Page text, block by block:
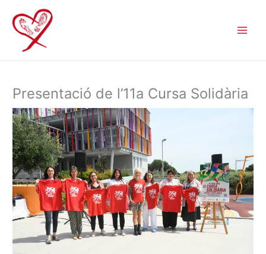
contenido
Presentació de l’11a Cursa Solidària